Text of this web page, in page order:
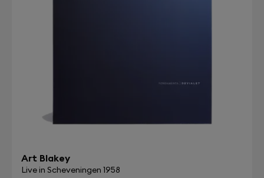
Art Blakey
Live in Scheveningen 1958